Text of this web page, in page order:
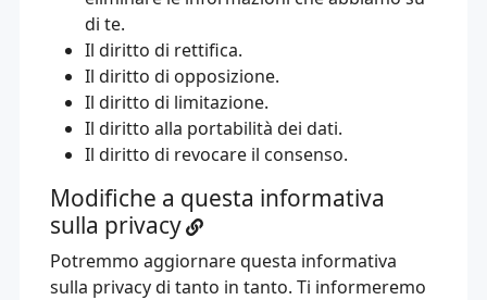
di te.
Il diritto di rettifica.
Il diritto di opposizione.
Il diritto di limitazione.
Il diritto alla portabilità dei dati.
Il diritto di revocare il consenso.
Modifiche a questa informativa
sulla privacy
Potremmo aggiornare questa informativa
sulla privacy di tanto in tanto. Ti informeremo